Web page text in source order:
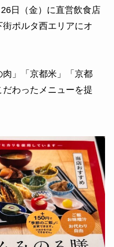
日（金）に直営飲食店
ポルタ西エリアにオ
」「京都米」「京都
わったメニューを提